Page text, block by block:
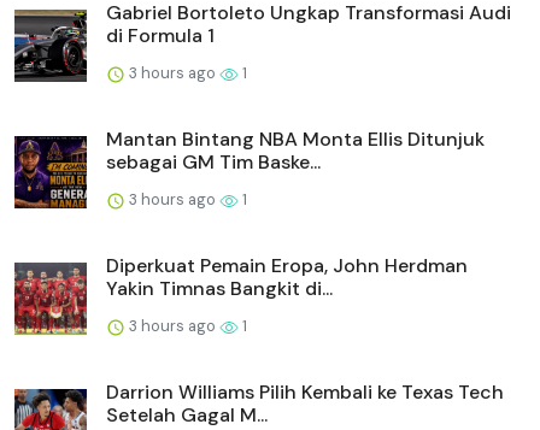
Gabriel Bortoleto Ungkap Transformasi Audi
di Formula 1
3 hours ago 1
Mantan Bintang NBA Monta Ellis Ditunjuk
sebagai GM Tim Baske...
3 hours ago 1
Diperkuat Pemain Eropa, John Herdman
Yakin Timnas Bangkit di...
3 hours ago 1
Darrion Williams Pilih Kembali ke Texas Tech
Setelah Gagal M...